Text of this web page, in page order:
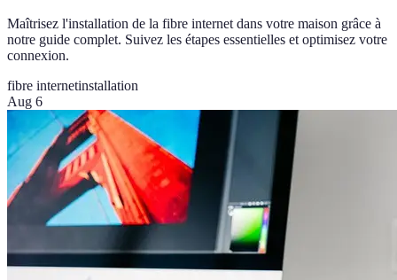
Maîtrisez l'installation de la fibre internet dans votre maison grâce à
notre guide complet. Suivez les étapes essentielles et optimisez votre
connexion.
fibre internetinstallation
Aug 6